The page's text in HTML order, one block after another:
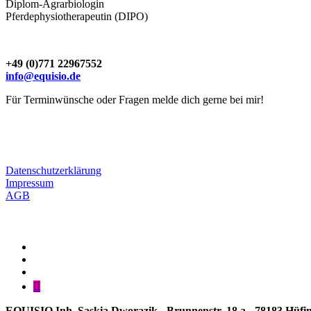
Diplom-Agrarbiologin
Pferdephysiotherapeutin (DIPO)
+49 (0)771 22967552
info@equisio.de
Für Terminwünsche oder Fragen melde dich gerne bei mir!
Datenschutzerklärung
Impressum
AGB
info@equisio.de
bei
Instagram
Shoppen
bei
EQUISIO